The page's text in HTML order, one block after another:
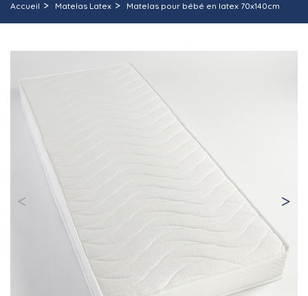
Accueil Matelas Latex Matelas pour bébé en latex 70x140cm